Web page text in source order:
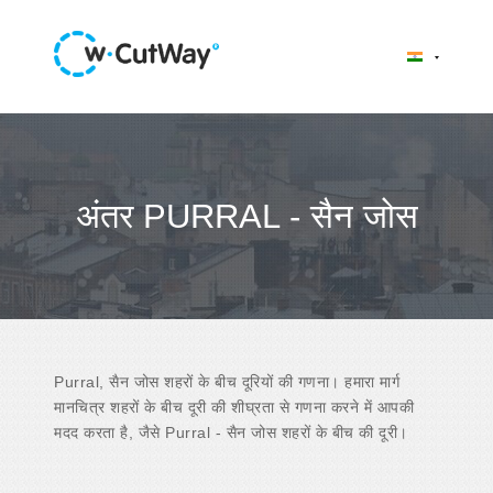
अंतर PURRAL - सैन जोस
Purral, सैन जोस शहरों के बीच दूरियों की गणना। हमारा मार्ग
मानचित्र शहरों के बीच दूरी की शीघ्रता से गणना करने में आपकी
मदद करता है, जैसे Purral - सैन जोस शहरों के बीच की दूरी।